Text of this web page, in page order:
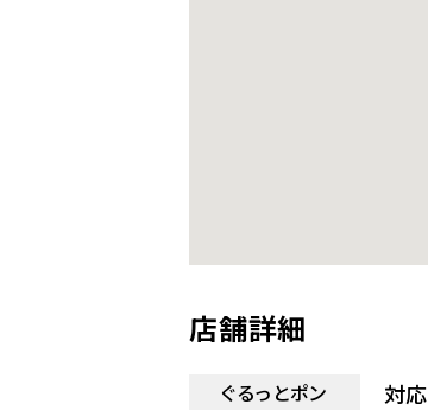
店舗詳細
ぐるっとポン 対応